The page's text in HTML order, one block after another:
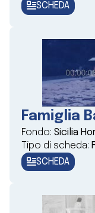
SCHEDA
Famiglia
Fondo: Sicilia
Tipo di scheda:
SCHEDA